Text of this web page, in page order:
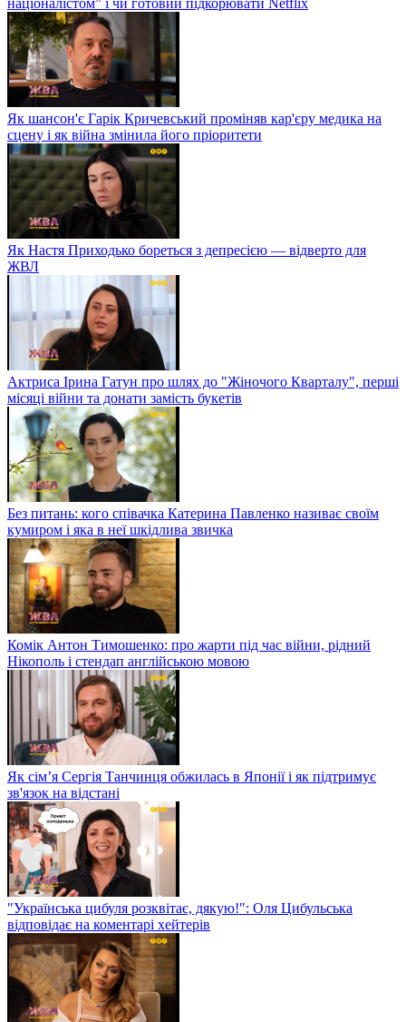
Як шансон'є Гарік Кричевський проміняв кар'єру медика на
сцену і як війна змінила його пріоритети
Як Настя Приходько бореться з депресією — відверто для
ЖВЛ
Актриса Ірина Гатун про шлях до "Жіночого Кварталу", перші
місяці війни та донати замість букетів
Без питань: кого співачка Катерина Павленко називає своїм
кумиром і яка в неї шкідлива звичка
Комік Антон Тимошенко: про жарти під час війни, рідний
Нікополь і стендап англійською мовою
Як сім’я Сергія Танчинця обжилась в Японії і як підтримує
зв'язок на відстані
"Українська цибуля розквітає, дякую!": Оля Цибульська
відповідає на коментарі хейтерів